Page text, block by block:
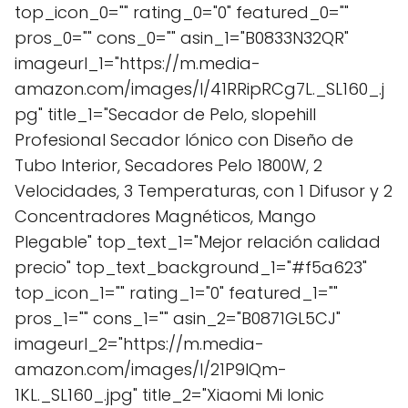
top_icon_0="" rating_0="0" featured_0=""
pros_0="" cons_0="" asin_1="B0833N32QR"
imageurl_1="https://m.media-
amazon.com/images/I/41RRipRCg7L._SL160_.j
pg" title_1="Secador de Pelo, slopehill
Profesional Secador Iónico con Diseño de
Tubo Interior, Secadores Pelo 1800W, 2
Velocidades, 3 Temperaturas, con 1 Difusor y 2
Concentradores Magnéticos, Mango
Plegable" top_text_1="Mejor relación calidad
precio" top_text_background_1="#f5a623"
top_icon_1="" rating_1="0" featured_1=""
pros_1="" cons_1="" asin_2="B0871GL5CJ"
imageurl_2="https://m.media-
amazon.com/images/I/21P9IQm-
1KL._SL160_.jpg" title_2="Xiaomi Mi Ionic